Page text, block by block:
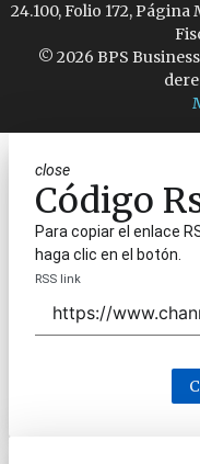
24.100, Folio 172,
© 2026 BPS
close
Código
Para copiar el enlace
haga clic en el botón.
RSS link